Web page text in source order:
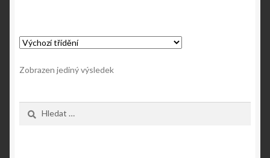
Zobrazen jediný výsledek